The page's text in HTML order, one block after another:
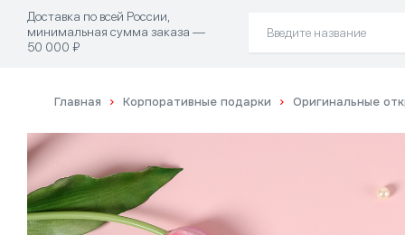
Доставка по всей России,
минимальная сумма заказа —
50 000 ₽
Главная Корпоративные подарки Оригинальные